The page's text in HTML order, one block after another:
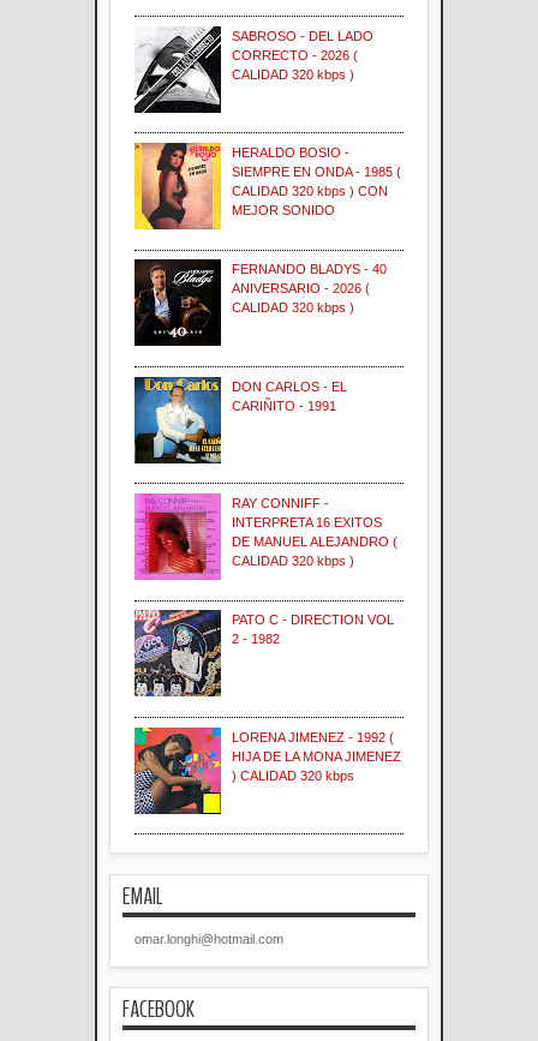
SABROSO - DEL LADO
CORRECTO - 2026 (
CALIDAD 320 kbps )
HERALDO BOSIO -
SIEMPRE EN ONDA - 1985 (
CALIDAD 320 kbps ) CON
MEJOR SONIDO
FERNANDO BLADYS - 40
ANIVERSARIO - 2026 (
CALIDAD 320 kbps )
DON CARLOS - EL
CARIÑITO - 1991
RAY CONNIFF -
INTERPRETA 16 EXITOS
DE MANUEL ALEJANDRO (
CALIDAD 320 kbps )
PATO C - DIRECTION VOL
2 - 1982
LORENA JIMENEZ - 1992 (
HIJA DE LA MONA JIMENEZ
) CALIDAD 320 kbps
EMAIL
omar.longhi@hotmail.com
FACEBOOK